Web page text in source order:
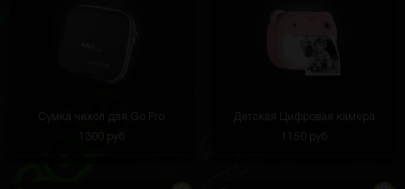
Сумка чехол для Go Pro
1300 руб
Детская Цифровая камера
1150 руб